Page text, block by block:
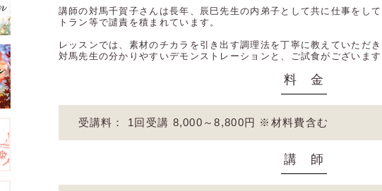
講師の対馬千賀子さんは長年、辰巳先生の内弟子として共に仕事をし
トラン等で譴責を積まれています。
レッスンでは、素材のチカラを引き出す調理法を丁寧に教えていただき
対馬先生の分かりやすいデモンストレーションと、ご試食がございます
料 金
受講料： 1回受講 8,000～8,800円 ※材料費含む
講 師